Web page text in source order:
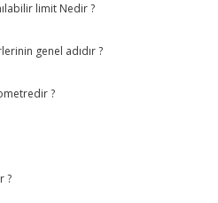
limit Nedir ?
genel adıdır ?
?
?